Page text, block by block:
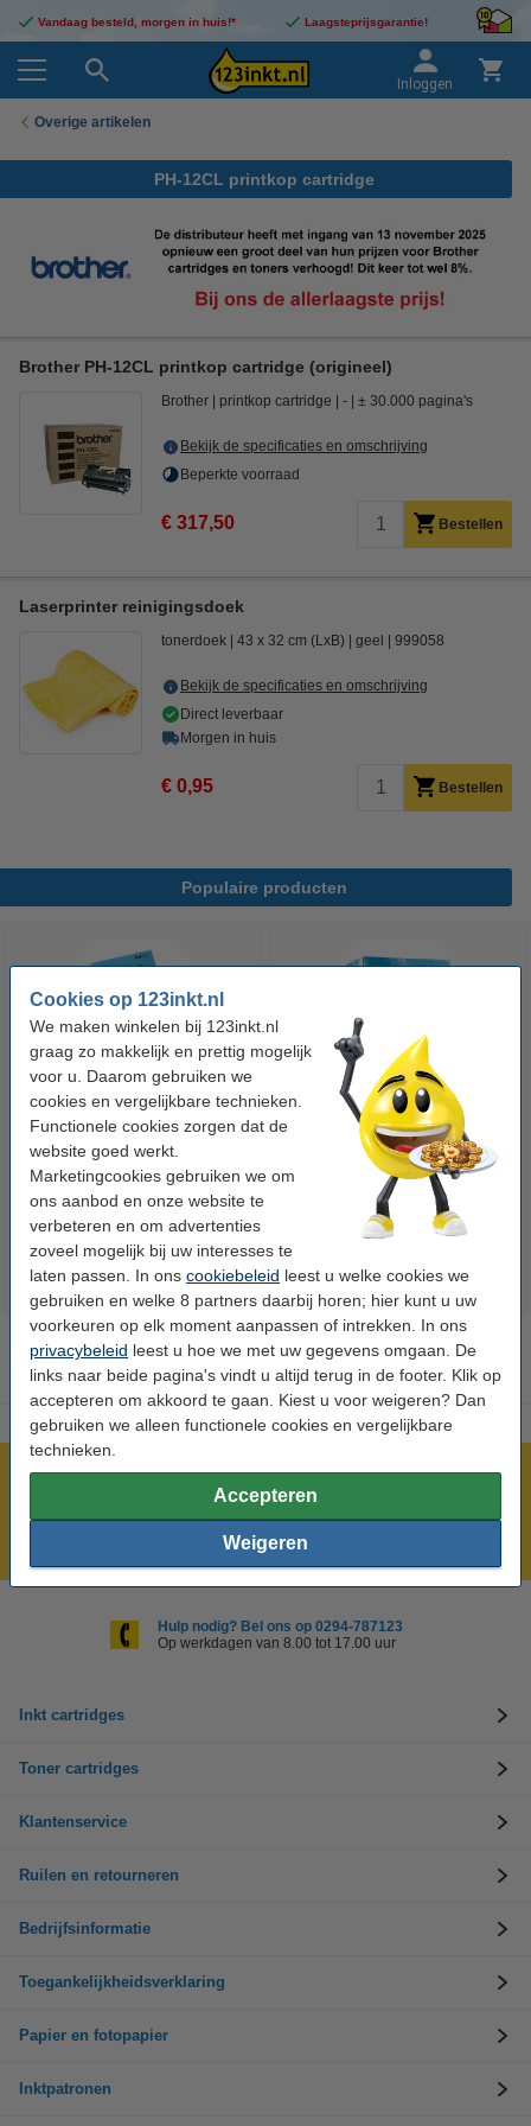
Cookies op 123inkt.nl
We maken winkelen bij 123inkt.nl
graag zo makkelijk en prettig mogelijk
voor u. Daarom gebruiken we
cookies en vergelijkbare technieken.
Functionele cookies zorgen dat de
website goed werkt.
Marketingcookies gebruiken we om
ons aanbod en onze website te
verbeteren en om advertenties
zoveel mogelijk bij uw interesses te
laten passen. In ons cookiebeleid leest u welke cookies we
gebruiken en welke 8 partners daarbij horen; hier kunt u uw
voorkeuren op elk moment aanpassen of intrekken. In ons
privacybeleid leest u hoe we met uw gegevens omgaan. De
links naar beide pagina's vindt u altijd terug in de footer. Klik op
accepteren om akkoord te gaan. Kiest u voor weigeren? Dan
gebruiken we alleen functionele cookies en vergelijkbare
technieken.
Accepteren
Weigeren
Vandaag besteld, morgen in huis!* Laagsteprijsgarantie!
Inloggen
Overige artikelen
PH-12CL printkop cartridge
Brother PH-12CL printkop cartridge (origineel)
Brother printkop cartridge - ± 30.000 pagina's
Bekijk de specificaties en omschrijving
Beperkte voorraad
€ 317,50 Bestellen
Laserprinter reinigingsdoek
tonerdoek 43 x 32 cm (LxB) geel 999058
Bekijk de specificaties en omschrijving
Direct leverbaar
Morgen in huis
€ 0,95 Bestellen
Populaire producten
123inkt kopieerpapier 1 pak van
500 vel A4 - 80 grams FSC® Mix
€ 7,25 Incl. 21% btw
123inkt kopieerpapier 1 doos
van 2.500 vel A4 - 80 grams
FSC® Mix Credit
€ 33,50 Incl. 21% btw
Meer dan 5 miljoen klanten!
Voor 23.59 uur besteld, morgen in huis!
Hulp nodig? Bel ons op 0294-787123
Op werkdagen van 8.00 tot 17.00 uur
Inkt cartridges
Toner cartridges
Klantenservice
Ruilen en retourneren
Bedrijfsinformatie
Toegankelijkheidsverklaring
Papier en fotopapier
Inktpatronen